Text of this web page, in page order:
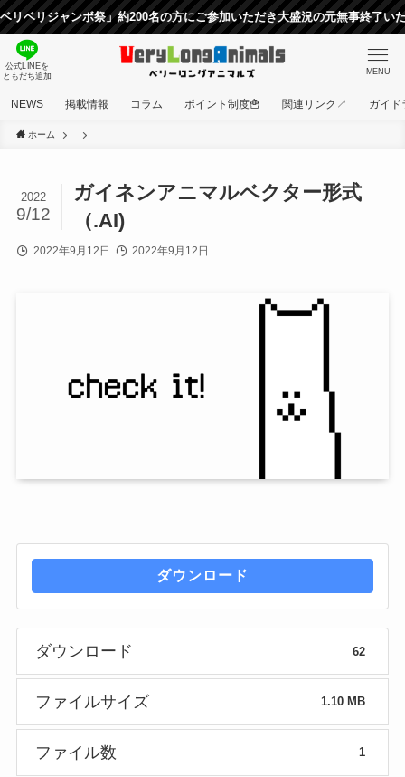
ジャンボ祭」約200名の方にご参加いただき大盛況の元無事終了いたしま
公式LINEを
ともだち追加
MENU
NEWS 掲載情報 コラム ポイント制度🍟 関連リンク↗ ガイド
ホーム
ガイネンアニマルベクター形式
（.AI)
2022
9/12
2022年9月12日 2022年9月12日
ダウンロード
ダウンロード 62
ファイルサイズ 1.10 MB
ファイル数 1